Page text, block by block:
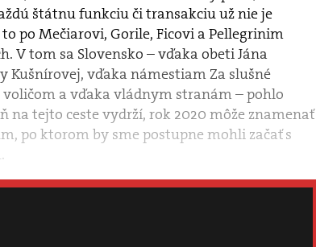
štátnu funkciu či transakciu už nie je
to po Mečiarovi, Gorile, Ficovi a Pellegrinim
V tom sa Slovensko – vďaka obeti Jána
Kušnírovej, vďaka námestiam Za slušné
voličom a vďaka vládnym stranám – pohlo
na tejto ceste vydrží, rok 2020 môže znamenať
po ktorom by sme postupne mohli začať s